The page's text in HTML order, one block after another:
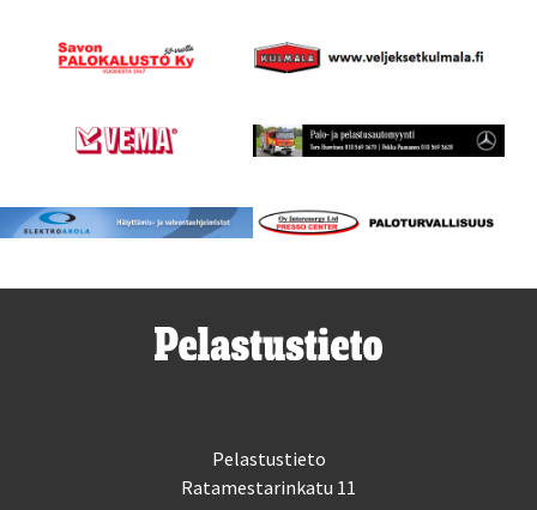
Pelastustieto
Ratamestarinkatu 11